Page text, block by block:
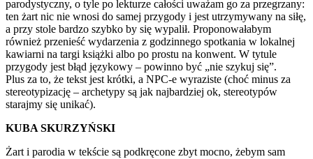
parodystyczny, o tyle po lekturze całości uważam go za przegrzany:
ten żart nic nie wnosi do samej przygody i jest utrzymywany na siłę,
a przy stole bardzo szybko by się wypalił. Proponowałabym
również przenieść wydarzenia z godzinnego spotkania w lokalnej
kawiarni na targi książki albo po prostu na konwent. W tytule
przygody jest błąd językowy – powinno być „nie szykuj się”.
Plus za to, że tekst jest krótki, a NPC-e wyraziste (choć minus za
stereotypizację – archetypy są jak najbardziej ok, stereotypów
starajmy się unikać).
KUBA SKURZYŃSKI
Żart i parodia w tekście są podkręcone zbyt mocno, żebym sam